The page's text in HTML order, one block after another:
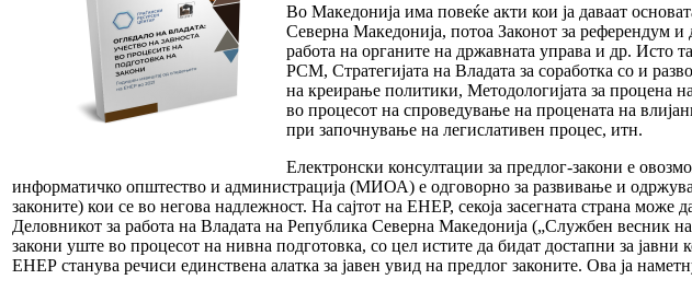
Во Македонија има повеќе акти кои ја даваат
Северна Македонија, потоа Законот за референдум и
работа на органите на државната управа и др. Исто
РСМ, Стратегијата на Владата за соработка со и
на креирање политики, Методологијата за процена
во процесот на спроведување на процената на
при започнување на легислативен процес, итн.
Електронски консултации за предлог-закони е
информатичко општество и администрација (МИОА) е одговорно за развивање и
законите) кои се во негова надлежност. На сајтот на ЕНЕР, секоја засегната страна
Деловникот за работа на Владата на Република Северна Македонија („Службен
закони уште во процесот на нивна подготовка, со цел истите да бидат достапни за
ЕНЕР станува речиси единствена алатка за јавен увид на предлог законите. Ова ја